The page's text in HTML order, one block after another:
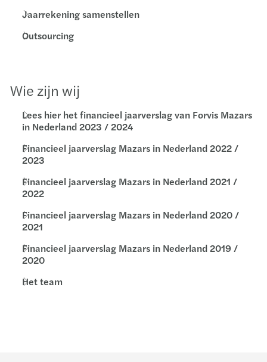
Jaarrekening samenstellen
Outsourcing
Wie zijn wij
Lees hier het financieel jaarverslag van Forvis Mazars
in Nederland 2023 / 2024
Financieel jaarverslag Mazars in Nederland 2022 /
2023
Financieel jaarverslag Mazars in Nederland 2021 /
2022
Financieel jaarverslag Mazars in Nederland 2020 /
2021
Financieel jaarverslag Mazars in Nederland 2019 /
2020
Het team